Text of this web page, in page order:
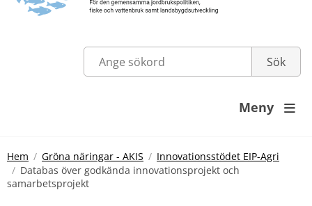
Meny 
Hem Gröna näringar - AKIS
Innovationsstödet EIP-Agri
Databas över godkända innovationsprojekt och
samarbetsprojekt